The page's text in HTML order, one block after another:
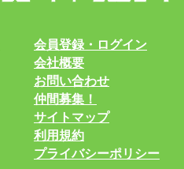
会員登録・ログイン
会社概要
お問い合わせ
仲間募集！
サイトマップ
利用規約
プライバシーポリシー